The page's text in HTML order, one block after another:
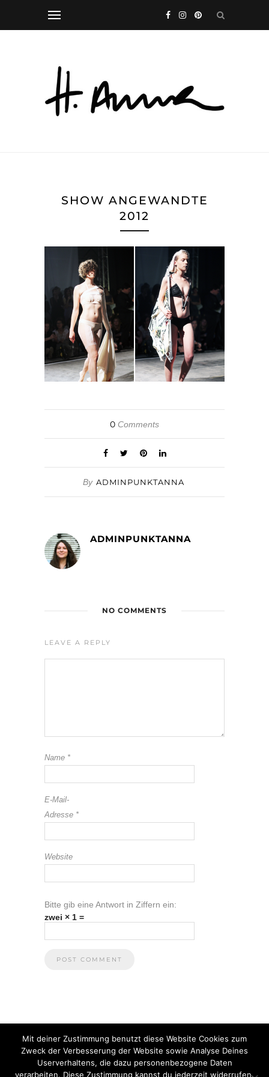
SHOW ANGEWANDTE
2012
0 Comments
By ADMINPUNKTANNA
ADMINPUNKTANNA
NO COMMENTS
LEAVE A REPLY
Name *
E-Mail-
Adresse *
Website
Bitte gib eine Antwort in Ziffern ein:
zwei × 1 =
Mit deiner Zustimmung benutzt diese Website Cookies zum
Zweck der Verbesserung der Website sowie Analyse Deines
Userverhaltens, die dazu personenbezogene Daten
verarbeiten. Diese Zustimmung kannst du jederzeit widerrufen.